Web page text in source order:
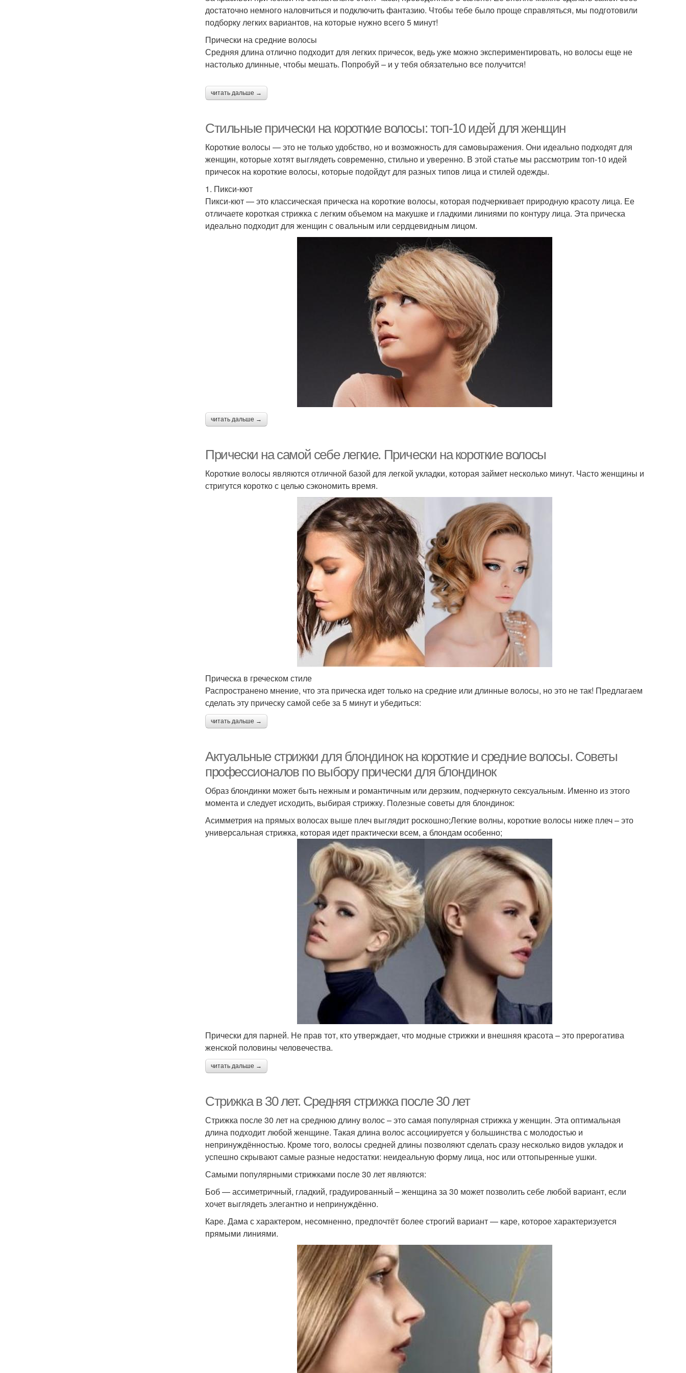
Прически для женщин
Прически с
искусственными косами
Прически с накладными
Прически с цветными
Волосы в ракушку
Исполнения на средние
волосы
Вариант на вьющиеся
Прическа на короткие
Стрижки на короткие
волосы
Прически на юбилей Волос на юбилей Макияж под прическу
Сделать макияж
прическу
Прически на отдыхе
Причёски для длинных
волос
Прическа на отдыхе
Прически на отдых Прически для пляжа
Прическа для плавания Летние прически
Прическа в сауну Прически на лето
достаточно немного наловчиться и подключить фантазию. Чтобы тебе было проще справляться, мы подготовили
подборку легких вариантов, на которые нужно всего 5 минут!
Прически на средние волосы
Средняя длина отлично подходит для легких причесок, ведь уже можно экспериментировать, но волосы еще не
настолько длинные, чтобы мешать. Попробуй – и у тебя обязательно все получится!
читать дальше →
Стильные прически на короткие волосы: топ-10 идей для женщин
Короткие волосы — это не только удобство, но и возможность для самовыражения. Они идеально подходят для
женщин, которые хотят выглядеть современно, стильно и уверенно. В этой статье мы рассмотрим топ-10 идей
причесок на короткие волосы, которые подойдут для разных типов лица и стилей одежды.
1. Пикси-кют
Пикси-кют — это классическая прическа на короткие волосы, которая подчеркивает природную красоту лица. Ее
отличаете короткая стрижка с легким объемом на макушке и гладкими линиями по контуру лица. Эта прическа
идеально подходит для женщин с овальным или сердцевидным лицом.
читать дальше →
Прически на самой себе легкие. Прически на короткие волосы
Короткие волосы являются отличной базой для легкой укладки, которая займет несколько минут. Часто женщины и
стригутся коротко с целью сэкономить время.
Прическа в греческом стиле
Распространено мнение, что эта прическа идет только на средние или длинные волосы, но это не так! Предлагаем
сделать эту прическу самой себе за 5 минут и убедиться:
читать дальше →
Актуальные стрижки для блондинок на короткие и средние волосы. Советы
профессионалов по выбору прически для блондинок
Образ блондинки может быть нежным и романтичным или дерзким, подчеркнуто сексуальным. Именно из этого
момента и следует исходить, выбирая стрижку. Полезные советы для блондинок:
Асимметрия на прямых волосах выше плеч выглядит роскошно;Легкие волны, короткие волосы ниже плеч – это
универсальная стрижка, которая идет практически всем, а блондам особенно;
Прически для парней. Не прав тот, кто утверждает, что модные стрижки и внешняя красота – это прерогатива
женской половины человечества.
читать дальше →
Стрижка в 30 лет. Средняя стрижка после 30 лет
Стрижка после 30 лет на среднюю длину волос – это самая популярная стрижка у женщин. Эта оптимальная
длина подходит любой женщине. Такая длина волос ассоциируется у большинства с молодостью и
непринуждённостью. Кроме того, волосы средней длины позволяют сделать сразу несколько видов укладок и
успешно скрывают самые разные недостатки: неидеальную форму лица, нос или оттопыренные ушки.
Самыми популярными стрижками после 30 лет являются:
Боб — ассиметричный, гладкий, градуированный – женщина за 30 может позволить себе любой вариант, если
хочет выглядеть элегантно и непринуждённо.
Каре. Дама с характером, несомненно, предпочтёт более строгий вариант — каре, которое характеризуется
прямыми линиями.